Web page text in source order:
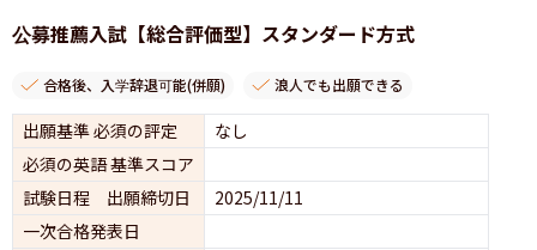
公募推薦入試【総合評価型】スタンダード方式
合格後、入学辞退可能(併願) 浪人でも出願できる
出願基準 必須の評定
なし
必須の英語 基準スコア
試験日程 出願締切日
2025/11/11
一次合格発表日